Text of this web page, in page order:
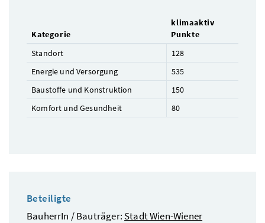
Kategorie
klimaaktiv
Punkte
Standort
128
Energie und Versorgung
535
Baustoffe und Konstruktion
150
Komfort und Gesundheit
80
Beteiligte
BauherrIn / Bauträger: Stadt Wien-Wiener